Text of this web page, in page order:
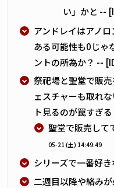
い」かと --
アンドレイはアノ
ある可能性も0じゃ
ントの所為か？ --
祭祀場と聖堂で販
ェスチャーも取れ
ト見るのが罠すぎ
聖堂で販売して
05-21 (土) 14:49:49
シリーズで一番好
二週目以降や絡み